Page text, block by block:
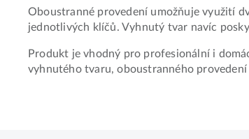
Oboustranné provedení umožňuje využití
jednotlivých klíčů. Vyhnutý tvar navíc
Produkt je vhodný pro profesionální i
vyhnutého tvaru, oboustranného